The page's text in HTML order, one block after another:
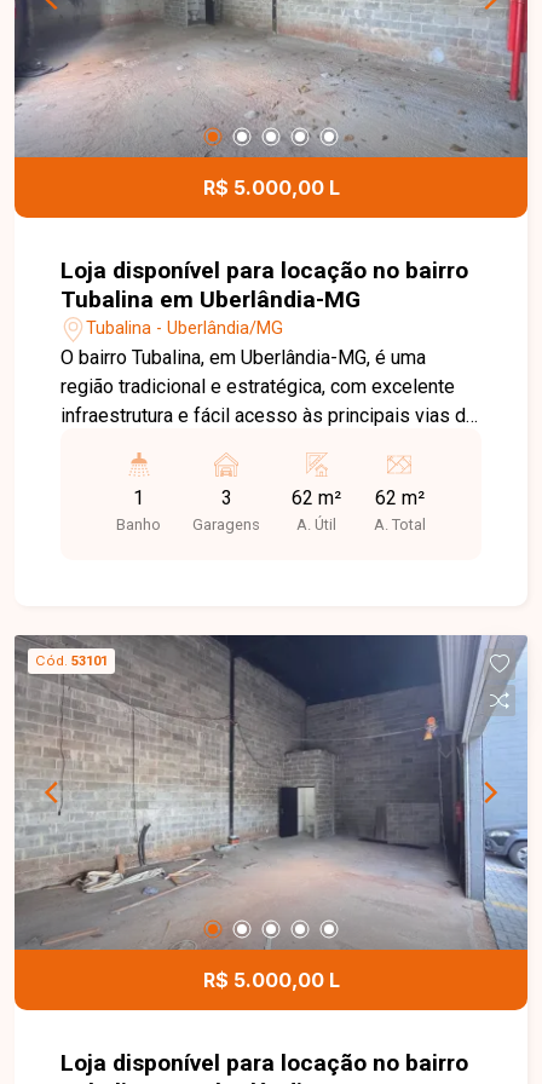
com 02 vagas de garagem na área residencial e
01 vaga na área comercial, proporcionando
excelente aproveitamento dos espaços para
diferentes finalidades. Entre em contato para
mais informações e agende uma visita para
conhecer esta excelente oportunidade.
R$ 5.000,00 L
Loja disponível para locação no bairro
Tubalina em Uberlândia-MG
Tubalina - Uberlândia/MG
O bairro Tubalina, em Uberlândia-MG, é uma
região tradicional e estratégica, com excelente
infraestrutura e fácil acesso às principais vias da
supermercados, escolas, farmácias e diversos
serviços, oferece praticidade e grande fluxo de
pessoas e veículos, sendo uma excelente opção
proporcionando alta visibilidade para a empresa
e fácil acesso aos clientes. O imóvel conta com
porta automatizada, banheiro acessível e 03
vagas de estacionamento, oferecendo
praticidade e comodidade para clientes e
colaboradores. Entre em contato para mais
informações e agende uma visita para conhecer
esta excelente oportunidade comercial.
1
Banho
3
Garagens
62 m²
A. Útil
62 m²
A. Total
Cód. 53101
R$ 5.000,00 L
Loja disponível para locação no bairro